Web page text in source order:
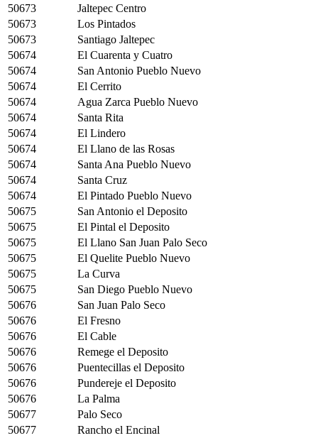
50673
Jaltepec Centro
50673
Los Pintados
50673
Santiago Jaltepec
50674
El Cuarenta y Cuatro
50674
San Antonio Pueblo Nuevo
50674
El Cerrito
50674
Agua Zarca Pueblo Nuevo
50674
Santa Rita
50674
El Lindero
50674
El Llano de las Rosas
50674
Santa Ana Pueblo Nuevo
50674
Santa Cruz
50674
El Pintado Pueblo Nuevo
50675
San Antonio el Deposito
50675
El Pintal el Deposito
50675
El Llano San Juan Palo Seco
50675
El Quelite Pueblo Nuevo
50675
La Curva
50675
San Diego Pueblo Nuevo
50676
San Juan Palo Seco
50676
El Fresno
50676
El Cable
50676
Remege el Deposito
50676
Puentecillas el Deposito
50676
Pundereje el Deposito
50676
La Palma
50677
Palo Seco
50677
Rancho el Encinal